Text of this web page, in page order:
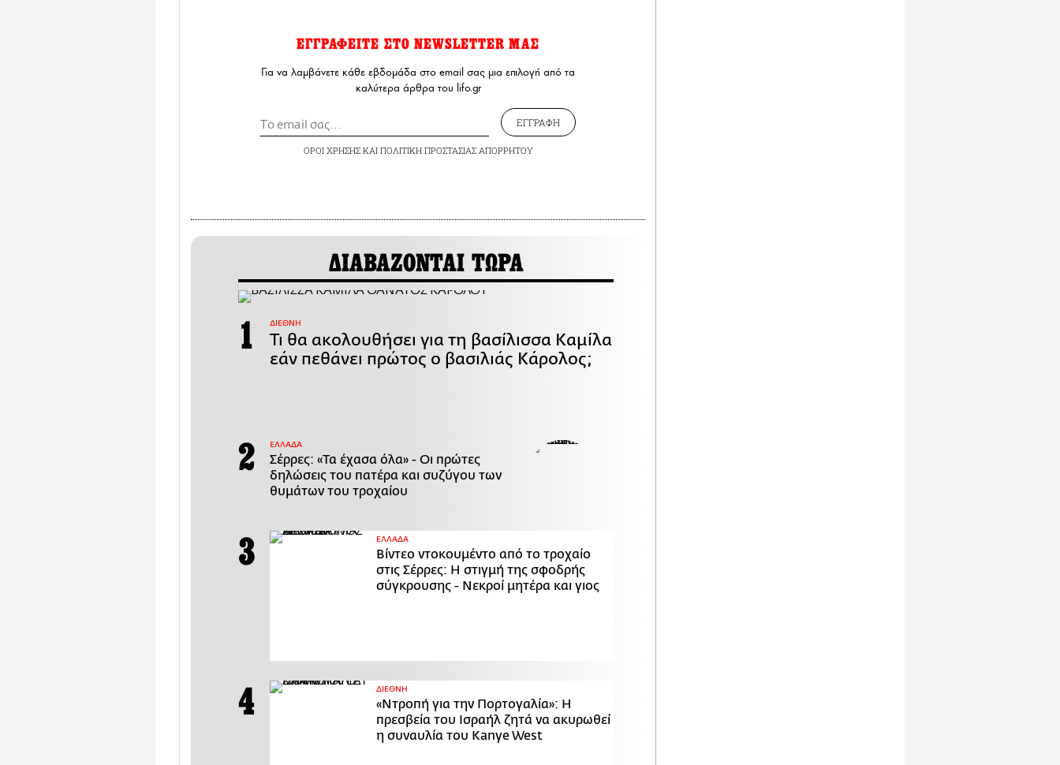
ΕΓΓΡΑΦΕΙΤΕ ΣΤΟ NEWSLETTER ΜΑΣ
Για να λαμβάνετε κάθε εβδομάδα στο email σας μια επιλογή από τα
καλύτερα άρθρα του lifo.gr
ΕΓΓΡΑΦΗ
ΟΡΟΙ ΧΡΗΣΗΣΚΑΙ ΠΟΛΙΤΙΚΗ ΠΡΟΣΤΑΣΙΑΣ ΑΠΟΡΡΗΤΟΥ
ΔΙΑΒΑΖΟΝΤΑΙ ΤΩΡΑ
ΔΙΕΘΝΗ
Τι θα ακολουθήσει για τη βασίλισσα Καμίλα
εάν πεθάνει πρώτος ο βασιλιάς Κάρολος;
ΕΛΛΑΔΑ
Σέρρες: «Τα έχασα όλα» - Οι πρώτες
δηλώσεις του πατέρα και συζύγου των
θυμάτων του τροχαίου
ΕΛΛΑΔΑ
Βίντεο ντοκουμέντο από το τροχαίο
στις Σέρρες: Η στιγμή της σφοδρής
σύγκρουσης - Νεκροί μητέρα και γιος
ΔΙΕΘΝΗ
«Ντροπή για την Πορτογαλία»: Η
πρεσβεία του Ισραήλ ζητά να ακυρωθεί
η συναυλία του Kanye West